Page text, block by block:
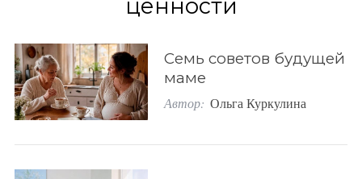
r
:
ценности
Семь советов будущей
маме
Автор: Ольга Куркулина